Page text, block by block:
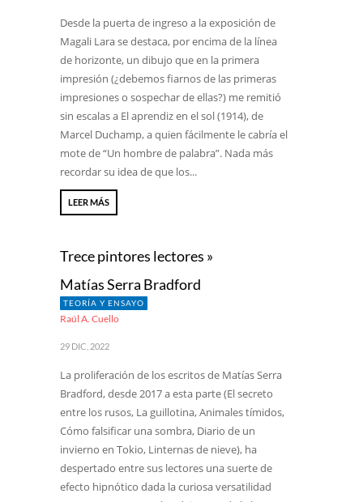
Desde la puerta de ingreso a la exposición de
Magali Lara se destaca, por encima de la línea
de horizonte, un dibujo que en la primera
impresión (¿debemos fiarnos de las primeras
impresiones o sospechar de ellas?) me remitió
sin escalas a El aprendiz en el sol (1914), de
Marcel Duchamp, a quien fácilmente le cabría el
mote de “Un hombre de palabra”. Nada más
recordar su idea de que los...
LEER MÁS
Trece pintores lectores »
Matías Serra Bradford
TEORÍA Y ENSAYO
Raúl A. Cuello
29 DIC, 2022
La proliferación de los escritos de Matías Serra
Bradford, desde 2017 a esta parte (El secreto
entre los rusos, La guillotina, Animales tímidos,
Cómo falsificar una sombra, Diario de un
invierno en Tokio, Linternas de nieve), ha
despertado entre sus lectores una suerte de
efecto hipnótico dada la curiosa versatilidad